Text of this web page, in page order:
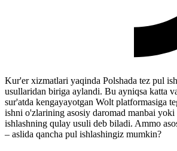
Kur'er xizmatlari yaqinda Polshada tez pul
usullaridan biriga aylandi. Bu ayniqsa katta
sur'atda kengayayotgan Wolt platformasiga
ishni o'zlarining asosiy daromad manbai yoki
ishlashning qulay usuli deb biladi. Ammo
– aslida qancha pul ishlashingiz mumkin?